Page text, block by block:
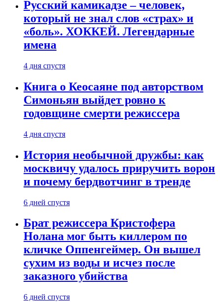
Русский камикадзе – человек,
который не знал слов «страх» и
«боль». ХОККЕЙ. Легендарные
имена
4 дня спустя
Книга о Кеосаяне под авторством
Симоньян выйдет ровно к
годовщине смерти режиссера
4 дня спустя
История необычной дружбы: как
москвичу удалось приручить ворон
и почему бердвотчинг в тренде
6 дней спустя
Брат режиссера Кристофера
Нолана мог быть киллером по
кличке Оппенгеймер. Он вышел
сухим из воды и исчез после
заказного убийства
6 дней спустя